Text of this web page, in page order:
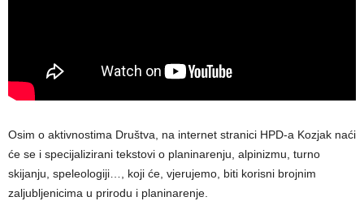
Osim o aktivnostima Društva, na internet stranici HPD-a Kozjak naći
će se i specijalizirani tekstovi o planinarenju, alpinizmu, turno
skijanju, speleologiji…, koji će, vjerujemo, biti korisni brojnim
zaljubljenicima u prirodu i planinarenje.